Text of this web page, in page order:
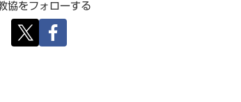
協をフォローする